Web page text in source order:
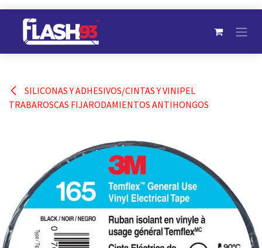
Ir al contenido
SILICONAS Y ADHESIVOS/CINTAS Y VINIPEL
TRABAROSCAS FIJARODAMIENTOS ANTIHONGOS